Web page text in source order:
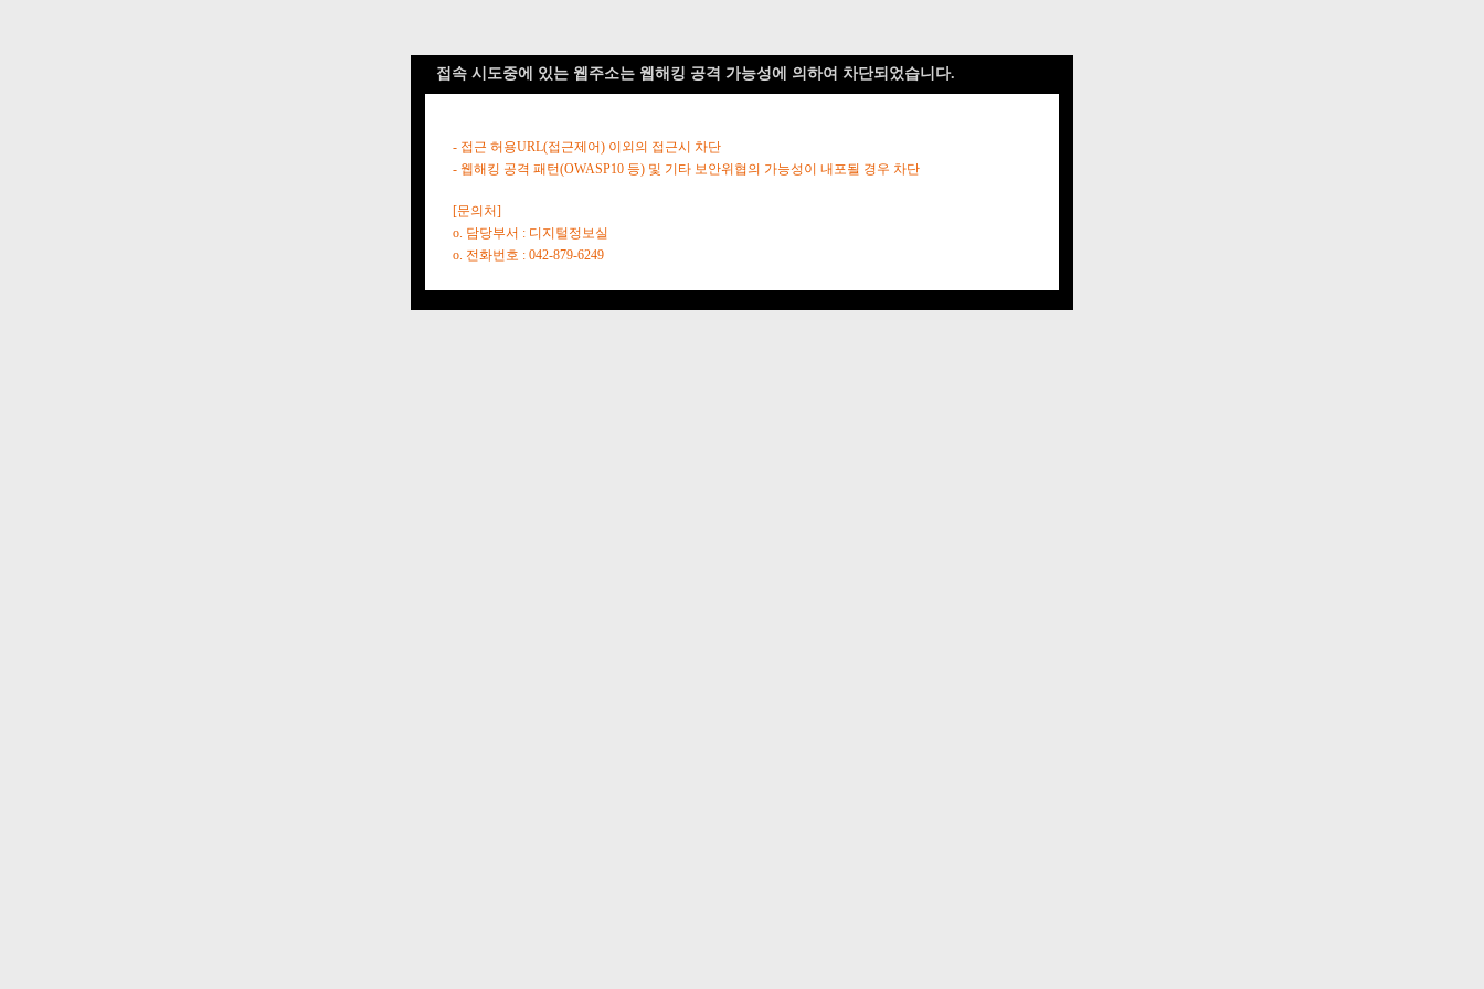
접속 시도중에 있는 웹주소는 웹해킹 공격 가능성에 의하여 차단되었습니다.
- 접근 허용URL(접근제어) 이외의 접근시 차단
- 웹해킹 공격 패턴(OWASP10 등) 및 기타 보안위협의 가능성이 내포될 경우 차단
[문의처]
o. 담당부서 : 디지털정보실
o. 전화번호 : 042-879-6249